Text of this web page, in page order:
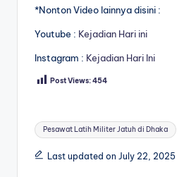
*Nonton Video lainnya disini :
Youtube : Kejadian Hari ini
Instagram : Kejadian Hari Ini
Post Views:454
Tags:
Pesawat Latih Militer Jatuh di Dhaka
Last updated on July 22, 2025